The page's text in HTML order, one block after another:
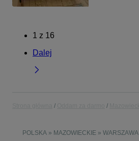
1 z 16
Dalej
POLSKA » MAZOWIECKIE » WARSZAWA